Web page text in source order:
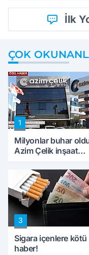
İlk
ÇOK
1
Milyonlar buhar
Azim Çelik inşaat
konuştu
3
Sigara içenlere kötü
haber!